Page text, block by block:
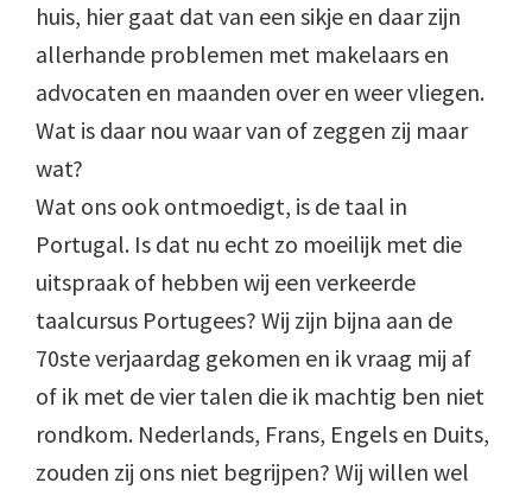
huis, hier gaat dat van een sikje en daar zijn
allerhande problemen met makelaars en
advocaten en maanden over en weer vliegen.
Wat is daar nou waar van of zeggen zij maar
wat?
Wat ons ook ontmoedigt, is de taal in
Portugal. Is dat nu echt zo moeilijk met die
uitspraak of hebben wij een verkeerde
taalcursus Portugees? Wij zijn bijna aan de
70ste verjaardag gekomen en ik vraag mij af
of ik met de vier talen die ik machtig ben niet
rondkom. Nederlands, Frans, Engels en Duits,
zouden zij ons niet begrijpen? Wij willen wel